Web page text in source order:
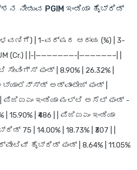
PGIM ಇಂಡಿಯಾ ಹೈಬ್ರಿಡ್
| 1-ವರ್ಷದ ಆದಾಯ (%) | 3-
(Cr.) | |-|———————-|——————–| |
ಫಂಡ್ | 8.90% | 26.32% |
ಬ್ಯಾಲೆನ್ಸ್ಡ್ ಅಡ್ವಾಂಟೇಜ್ ಫಂಡ್ |
| | ಪಿಜಿಐಎಂ ಇಂಡಿಯಾ ಮಲ್ಟಿ ಅಸೆಟ್ ಫಂಡ್ -
15.90% | ₹486 | | ಪಿಜಿಐಎಂ ಇಂಡಿಯಾ
| 14.00% | 18.73% | ₹307 | |
ಹೈಬ್ರಿಡ್ ಫಂಡ್ | 8.64% | 11.05%